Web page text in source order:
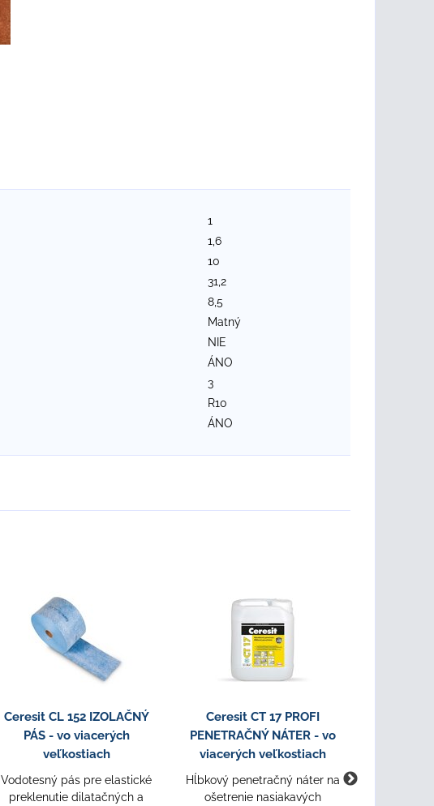
1
1,6
10
31,2
8,5
Matný
NIE
ÁNO
3
R10
ÁNO
Ceresit CL 152 IZOLAČNÝ
PÁS - vo viacerých
veľkostiach
Vodotesný pás pre elastické
preklenutie dilatačných a
Ceresit CT 17 PROFI
PENETRAČNÝ NÁTER - vo
viacerých veľkostiach
Hĺbkový penetračný náter na
ošetrenie nasiakavých